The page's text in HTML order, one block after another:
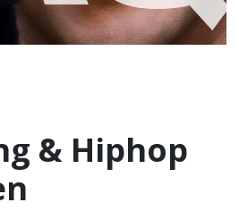
& Hiphop